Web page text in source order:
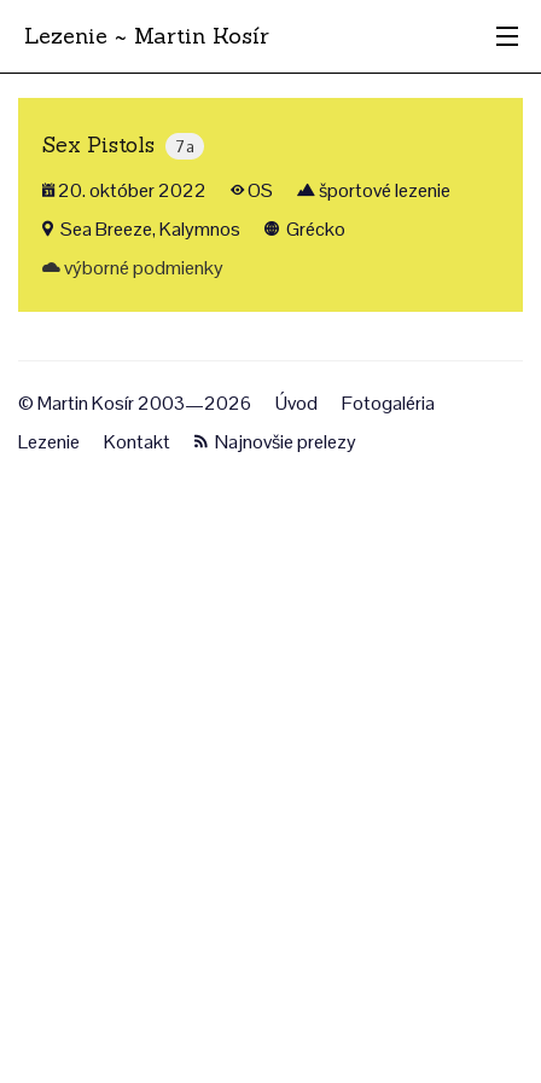
Lezenie ~ Martin Kosír
Najhodnotnejšie
Krajina
Štýl
Sex Pistols 7a
20. október 2022 OS
športové lezenie
Sea Breeze, Kalymnos
Grécko
výborné podmienky
© Martin Kosír 2003—2026 Úvod
Fotogaléria
Lezenie
Kontakt Najnovšie prelezy